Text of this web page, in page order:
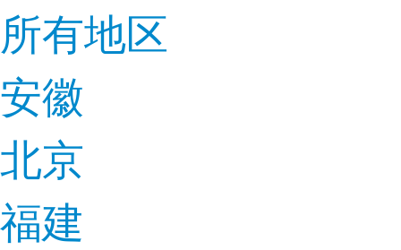
所有地区
安徽
北京
福建